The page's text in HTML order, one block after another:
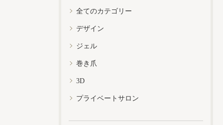
全てのカテゴリー
デザイン
ジェル
巻き爪
3D
プライベートサロン